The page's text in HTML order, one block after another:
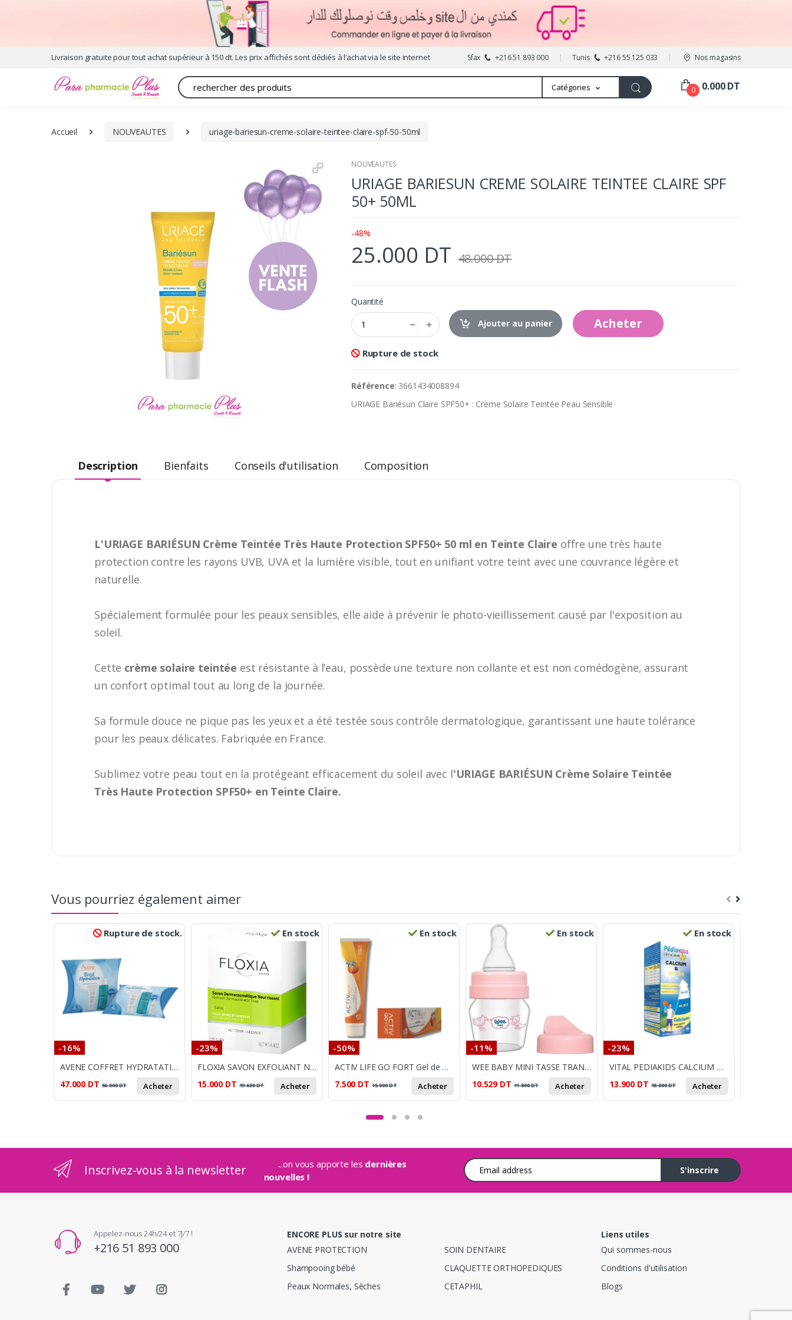
Livraison gratuite pour tout achat supérieur à 150 dt. Les prix affichés sont dédiés à l’achat via le site internet Sfax +216 51 893 000 Tunis +216 55 125 033 Nos magasins
Recherche Catégories 0 0.000 DT
Accueil NOUVEAUTES uriage-bariesun-creme-solaire-teintee-claire-spf-50-50ml
NOUVEAUTES
URIAGE BARIESUN CREME SOLAIRE TEINTEE CLAIRE SPF
50+ 50ML
-48%
25.000 DT 48.000 DT
Quantité
Ajouter au panier
Acheter
Rupture de stock
Référence: 3661434008894
URIAGE Bariésun Claire SPF50+ : Crème Solaire Teintée Peau Sensible
Description Bienfaits Conseils d'utilisation Composition
L'URIAGE BARIÉSUN Crème Teintée Très Haute Protection SPF50+ 50 ml en Teinte Claire offre une très haute
protection contre les rayons UVB, UVA et la lumière visible, tout en unifiant votre teint avec une couvrance légère et
naturelle.
Spécialement formulée pour les peaux sensibles, elle aide à prévenir le photo-vieillissement causé par l'exposition au
soleil.
Cette crème solaire teintée est résistante à l’eau, possède une texture non collante et est non comédogène, assurant
un confort optimal tout au long de la journée.
Sa formule douce ne pique pas les yeux et a été testée sous contrôle dermatologique, garantissant une haute tolérance
pour les peaux délicates. Fabriquée en France.
Sublimez votre peau tout en la protégeant efficacement du soleil avec l'URIAGE BARIÉSUN Crème Solaire Teintée
Très Haute Protection SPF50+ en Teinte Claire.
Vous pourriez également aimer
Rupture de stock.
-16%
AVENE COFFRET HYDRATATION CREME AVENE HYDRANCE LIGHT + AVEN CLEANANCE GEL NETTOYANT + SERUM HYDRANCE BOOST
47.000 DT 56.000DT Acheter
En stock
-23%
FLOXIA SAVON EXFOLIANT NOURRISSANT 125G
15.000 DT 19.600DT Acheter
En stock
-50%
ACTIV LIFE GO FORT Gel de massage pour muscles et articulations 50 g
7.500 DT 15.000DT Acheter
En stock
-11%
WEE BABY MINI TASSE TRANSITION EN VERRE 30 ML
10.529 DT 11.800DT Acheter
En stock
-23%
VITAL PEDIAKIDS CALCIUM & VIT D3 150 ML
13.900 DT 18.000DT Acheter
Inscrivez-vous à la newsletter ...on vous apporte les dernières
nouvelles !
Adresse e-mail
S'inscrire
Appelez-nous 24h/24 et 7j/7 !
+216 51 893 000
ENCORE PLUS sur notre site
AVENE PROTECTION
Shampooing bébé
Peaux Normales, Sèches
SOIN DENTAIRE
CLAQUETTE ORTHOPEDIQUES
CETAPHIL
Liens utiles
Qui sommes-nous
Conditions d'utilisation
Blogs